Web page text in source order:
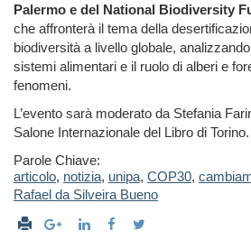
Palermo e del National Biodiversity
che affronterà il tema della
biodiversità a livello globale,
sistemi alimentari e il ruolo di alberi e
fenomeni.
L’evento sarà moderato da Stefania
Salone Internazionale del Libro di Torino.
Parole Chiave:
articolo, notizia, unipa, COP30,
Rafael da Silveira Bueno